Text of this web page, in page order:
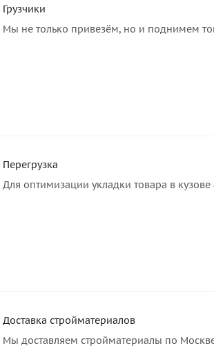
Грузчики
Мы не только привезём, но и поднимем
Перегрузка
Для оптимизации укладки товара в
Доставка стройматериалов
Мы доставляем стройматериалы по